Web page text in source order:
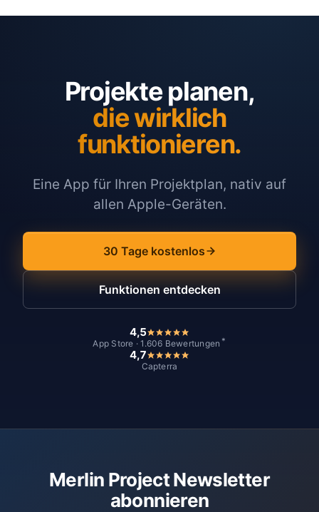
Projekte planen,
die wirklich
funktionieren.
Eine App für Ihren Projektplan, nativ auf
allen Apple-Geräten.
30 Tage kostenlos
Funktionen entdecken
4,5
App Store · 1.606 Bewertungen *
4,7
Capterra
Merlin Project Newsletter
abonnieren